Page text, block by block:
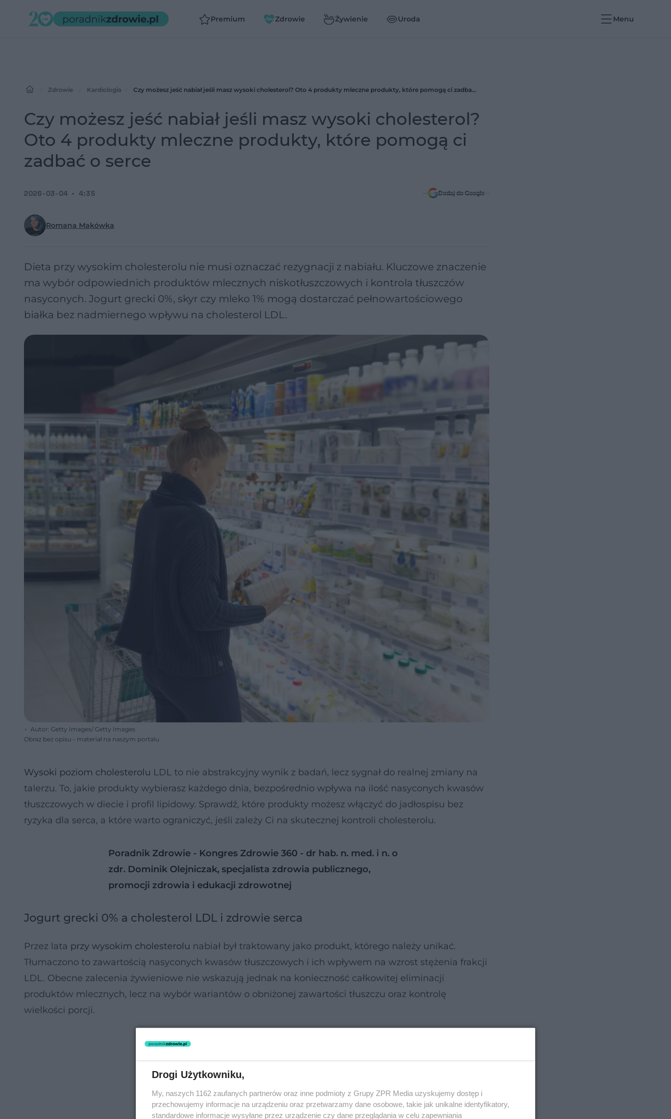
Premium Zdrowie Żywienie Uroda Menu
Zdrowie Kardiologia Czy możesz jeść nabiał jeśli masz wysoki cholesterol? Oto 4 produkty mleczne produkty, które pomogą ci zadbać o serce
Czy możesz jeść nabiał jeśli masz wysoki cholesterol?
Oto 4 produkty mleczne produkty, które pomogą ci
zadbać o serce
Romana Makówka
2026-03-04 4:35 Dodaj do Google
Dieta przy wysokim cholesterolu nie musi oznaczać rezygnacji z nabiału. Kluczowe znaczenie
ma wybór odpowiednich produktów mlecznych niskotłuszczowych i kontrola tłuszczów
nasyconych. Jogurt grecki 0%, skyr czy mleko 1% mogą dostarczać pełnowartościowego
białka bez nadmiernego wpływu na cholesterol LDL.
Autor: Getty Images/ Getty Images
Obraz bez opisu - materiał na naszym portalu
Wysoki poziom cholesterolu LDL to nie abstrakcyjny wynik z badań, lecz sygnał do realnej zmiany na
talerzu. To, jakie produkty wybierasz każdego dnia, bezpośrednio wpływa na ilość nasyconych kwasów
tłuszczowych w diecie i profil lipidowy. Sprawdź, które produkty możesz włączyć do jadłospisu bez
ryzyka dla serca, a które warto ograniczyć, jeśli zależy Ci na skutecznej kontroli cholesterolu.
Poradnik Zdrowie - Kongres Zdrowie 360 - dr hab. n. med. i n. o
zdr. Dominik Olejniczak, specjalista zdrowia publicznego,
promocji zdrowia i edukacji zdrowotnej
Jogurt grecki 0% a cholesterol LDL i zdrowie serca
Przez lata przy wysokim cholesterolu nabiał był traktowany jako produkt, którego należy unikać.
Tłumaczono to zawartością nasyconych kwasów tłuszczowych i ich wpływem na wzrost stężenia frakcji
LDL. Obecne zalecenia żywieniowe nie wskazują jednak na konieczność całkowitej eliminacji
produktów mlecznych, lecz na wybór wariantów o obniżonej zawartości tłuszczu oraz kontrolę
wielkości porcji.
Drogi Użytkowniku,
My, naszych 1162 zaufanych partnerów oraz inne podmioty z Grupy ZPR Media uzyskujemy dostęp i
przechowujemy informacje na urządzeniu oraz przetwarzamy dane osobowe, takie jak unikalne identyfikatory,
standardowe informacje wysyłane przez urządzenie czy dane przeglądania w celu zapewniania